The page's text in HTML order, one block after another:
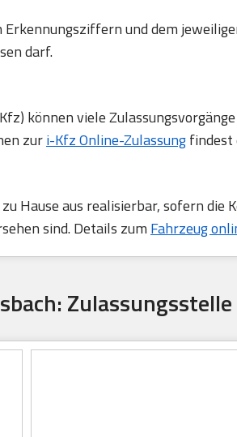
und dem
darf.
können viele
zuri-Kfz Online-Zulassungfindest
Hause aus realisierbar, sofern die
sind. Details zum Fahrzeug
Zulassungsstelle